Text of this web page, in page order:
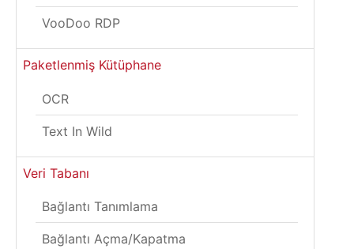
VooDoo RDP
Paketlenmiş Kütüphane
OCR
Text In Wild
Veri Tabanı
Bağlantı Tanımlama
Bağlantı Açma/Kapatma